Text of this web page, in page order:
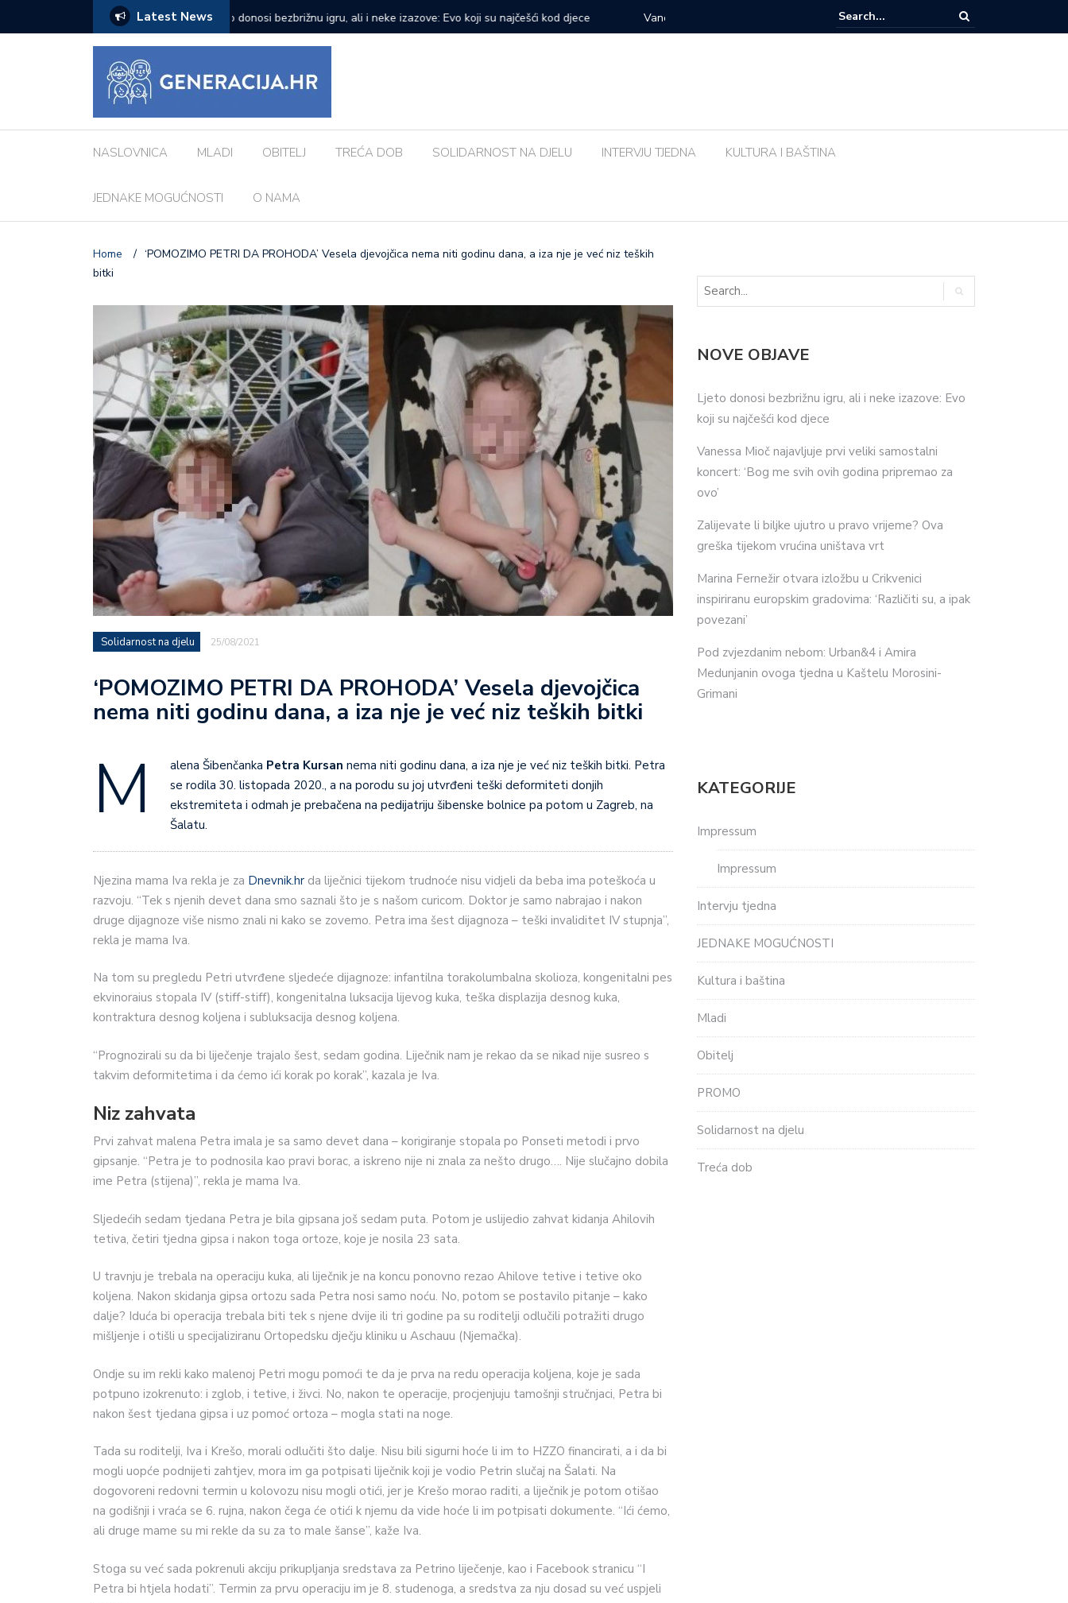
Latest News
Evo koji su najčešći kod djece
Vanessa Mioč najavljuje prvi veliki samostalni koncert: ‘Bog me svih ovih godina
pripremao za ovo’
Zalijevate li biljke ujutro u pravo vrijeme? Ova greška tijekom vrućina uništava
NASLOVNICA MLADI OBITELJ TREĆA DOB SOLIDARNOST NA DJELU INTERVJU TJEDNA KULTURA I BAŠTINA
JEDNAKE MOGUĆNOSTI O NAMA
Home / ‘POMOZIMO PETRI DA PROHODA’ Vesela djevojčica nema niti godinu dana, a iza nje je već niz teških
bitki
Solidarnost na djelu 25/08/2021
‘POMOZIMO PETRI DA PROHODA’ Vesela djevojčica
nema niti godinu dana, a iza nje je već niz teških bitki
M alena Šibenčanka Petra Kursan nema niti godinu dana, a iza nje je već niz teških bitki. Petra
se rodila 30. listopada 2020., a na porodu su joj utvrđeni teški deformiteti donjih
ekstremiteta i odmah je prebačena na pedijatriju šibenske bolnice pa potom u Zagreb, na
Šalatu.
Njezina mama Iva rekla je za Dnevnik.hr da liječnici tijekom trudnoće nisu vidjeli da beba ima poteškoća u
razvoju. “Tek s njenih devet dana smo saznali što je s našom curicom. Doktor je samo nabrajao i nakon
druge dijagnoze više nismo znali ni kako se zovemo. Petra ima šest dijagnoza – teški invaliditet IV stupnja”,
rekla je mama Iva.
Na tom su pregledu Petri utvrđene sljedeće dijagnoze: infantilna torakolumbalna skolioza, kongenitalni pes
ekvinoraius stopala IV (stiff-stiff), kongenitalna luksacija lijevog kuka, teška displazija desnog kuka,
kontraktura desnog koljena i subluksacija desnog koljena.
“Prognozirali su da bi liječenje trajalo šest, sedam godina. Liječnik nam je rekao da se nikad nije susreo s
takvim deformitetima i da ćemo ići korak po korak”, kazala je Iva.
Niz zahvata
Prvi zahvat malena Petra imala je sa samo devet dana – korigiranje stopala po Ponseti metodi i prvo
gipsanje. “Petra je to podnosila kao pravi borac, a iskreno nije ni znala za nešto drugo…. Nije slučajno dobila
ime Petra (stijena)”, rekla je mama Iva.
Sljedećih sedam tjedana Petra je bila gipsana još sedam puta. Potom je uslijedio zahvat kidanja Ahilovih
tetiva, četiri tjedna gipsa i nakon toga ortoze, koje je nosila 23 sata.
U travnju je trebala na operaciju kuka, ali liječnik je na koncu ponovno rezao Ahilove tetive i tetive oko
koljena. Nakon skidanja gipsa ortozu sada Petra nosi samo noću. No, potom se postavilo pitanje – kako
dalje? Iduća bi operacija trebala biti tek s njene dvije ili tri godine pa su roditelji odlučili potražiti drugo
mišljenje i otišli u specijaliziranu Ortopedsku dječju kliniku u Aschauu (Njemačka).
Ondje su im rekli kako malenoj Petri mogu pomoći te da je prva na redu operacija koljena, koje je sada
potpuno izokrenuto: i zglob, i tetive, i živci. No, nakon te operacije, procjenjuju tamošnji stručnjaci, Petra bi
nakon šest tjedana gipsa i uz pomoć ortoza – mogla stati na noge.
Tada su roditelji, Iva i Krešo, morali odlučiti što dalje. Nisu bili sigurni hoće li im to HZZO financirati, a i da bi
mogli uopće podnijeti zahtjev, mora im ga potpisati liječnik koji je vodio Petrin slučaj na Šalati. Na
dogovoreni redovni termin u kolovozu nisu mogli otići, jer je Krešo morao raditi, a liječnik je potom otišao
na godišnji i vraća se 6. rujna, nakon čega će otići k njemu da vide hoće li im potpisati dokumente. “Ići ćemo,
ali druge mame su mi rekle da su za to male šanse”, kaže Iva.
Stoga su već sada pokrenuli akciju prikupljanja sredstava za Petrino liječenje, kao i Facebook stranicu “I
Petra bi htjela hodati”. Termin za prvu operaciju im je 8. studenoga, a sredstva za nju dosad su već uspjeli
NOVE OBJAVE
Ljeto donosi bezbrižnu igru, ali i neke izazove: Evo
koji su najčešći kod djece
Vanessa Mioč najavljuje prvi veliki samostalni
koncert: ‘Bog me svih ovih godina pripremao za
ovo’
Zalijevate li biljke ujutro u pravo vrijeme? Ova
greška tijekom vrućina uništava vrt
Marina Fernežir otvara izložbu u Crikvenici
inspiriranu europskim gradovima: ‘Različiti su, a ipak
povezani’
Pod zvjezdanim nebom: Urban&4 i Amira
Medunjanin ovoga tjedna u Kaštelu Morosini-
Grimani
KATEGORIJE
Impressum
Impressum
Intervju tjedna
JEDNAKE MOGUĆNOSTI
Kultura i baština
Mladi
Obitelj
PROMO
Solidarnost na djelu
Treća dob